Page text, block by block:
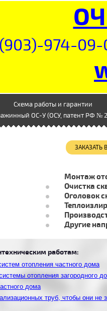
(903)-974-09-
Схема работы и гарантии
ОС-У (ОСУ, патент РФ №
Монтаж
Очистка
Оголовок
Другие
работам:
отопления частного дома
отопления загородного
дома
труб, чтобы они не